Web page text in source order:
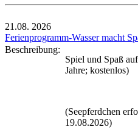
21.08. 2026
Ferienprogramm-Wasser macht
Beschreibung:
Spiel und Spaß
Jahre; kostenlos)
(Seepferdchen
19.08.2026)